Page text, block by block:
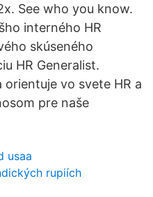
See who you know.
interného HR
skúseného
HR Generalist.
vo svete HR a
pre naše
usaa
rupiích